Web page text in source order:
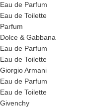
Eau de Parfum
Eau de Toilette
Parfum
Dolce & Gabbana
Eau de Parfum
Eau de Toilette
Giorgio Armani
Eau de Parfum
Eau de Toilette
Givenchy